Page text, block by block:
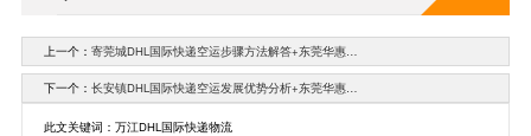
上一个： 寄莞城DHL国际快递空运步骤方法解答+东莞华惠…
下一个： 长安镇DHL国际快递空运发展优势分析+东莞华惠…
此文关键词：万江DHL国际快递物流